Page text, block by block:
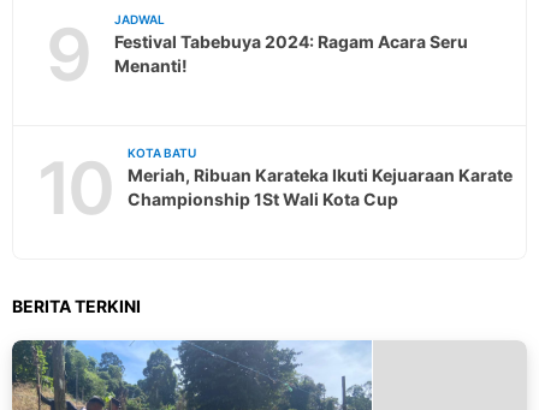
9 JADWAL
Festival Tabebuya 2024: Ragam Acara Seru
Menanti!
10 KOTA BATU
Meriah, Ribuan Karateka Ikuti Kejuaraan Karate
Championship 1St Wali Kota Cup
BERITA TERKINI